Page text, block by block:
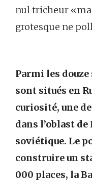
nul tricheur
grotesque ne
Parmi les
sont situés en
curiosité, une
dans l’oblast
soviétique. Le
construire un
000 places, la